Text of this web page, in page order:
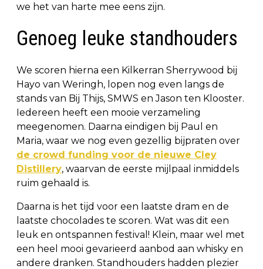
we het van harte mee eens zijn.
Genoeg leuke standhouders
We scoren hierna een Kilkerran Sherrywood bij
Hayo van Weringh, lopen nog even langs de
stands van Bij Thijs, SMWS en Jason ten Klooster.
Iedereen heeft een mooie verzameling
meegenomen. Daarna eindigen bij Paul en
Maria, waar we nog even gezellig bijpraten over
de crowd funding voor de nieuwe Cley
Distillery, waarvan de eerste mijlpaal inmiddels
ruim gehaald is.
Daarna is het tijd voor een laatste dram en de
laatste chocolades te scoren. Wat was dit een
leuk en ontspannen festival! Klein, maar wel met
een heel mooi gevarieerd aanbod aan whisky en
andere dranken. Standhouders hadden plezier